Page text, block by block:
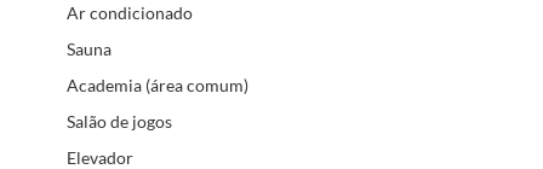
Ar condicionado
Sauna
Academia (área comum)
Salão de jogos
Elevador